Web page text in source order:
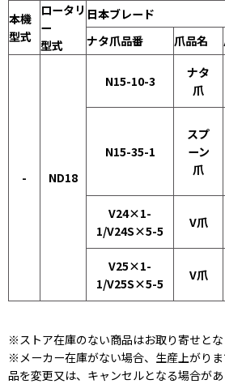
本機
型式
ロータリ
ー
型式
日本ブレード
ナタ爪品番
爪品名
- ND18
N15-10-3
ナタ
爪
N15-35-1
スプ
ーン
爪
V24×1-
1/V24S×5-5
V爪
V25×1-
1/V25S×5-5
V爪
※ストア在庫のない商品はお取り寄せとな
※メーカー在庫がない場合、生産上がり
品を変更又は、キャンセルとなる場合があ